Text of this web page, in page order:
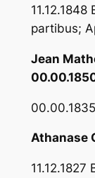
partibus;
Jean
Athanase